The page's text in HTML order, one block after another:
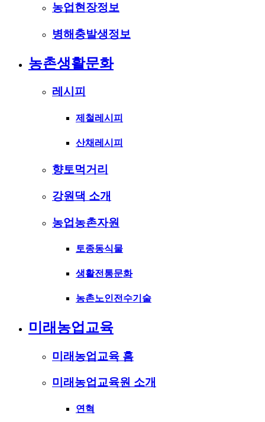
농업현장정보
병해충발생정보
농촌생활문화
레시피
제철레시피
산채레시피
향토먹거리
강원댁 소개
농업농촌자원
토종동식물
생활전통문화
농촌노인전수기술
미래농업교육
미래농업교육 홈
미래농업교육원 소개
연혁